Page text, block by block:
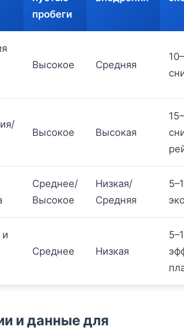
пробеги
Высокое Средняя
Высокое Высокая
Среднее/
Высокое
Низкая/
Средняя
и
Среднее Низкая
и данные для